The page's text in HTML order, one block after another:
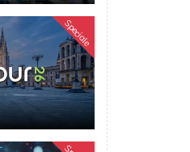
Speciale